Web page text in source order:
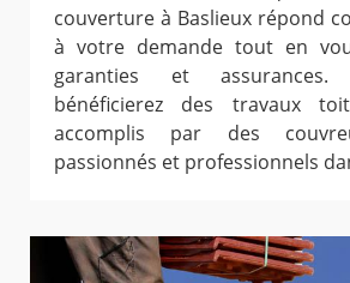
couverture à Baslieux répond
à votre demande tout en
garanties et
bénéficierez des travaux
accomplis par des
passionnés et professionnels